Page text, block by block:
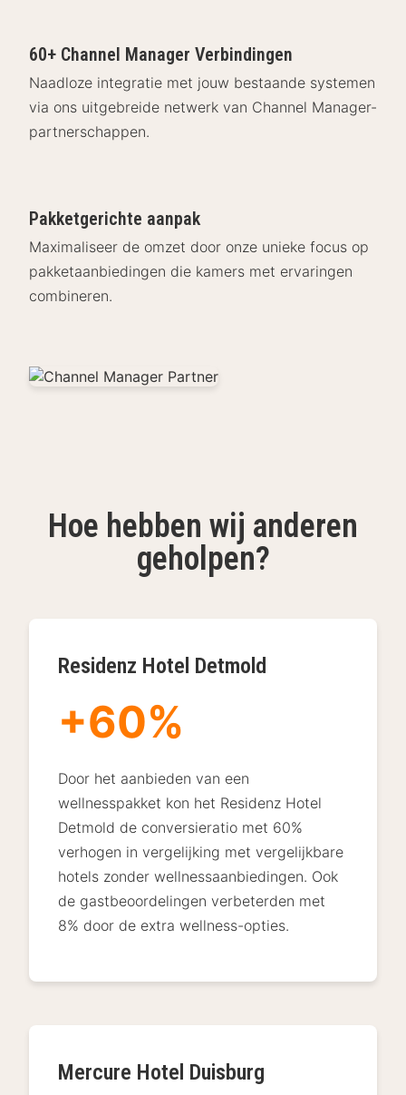
60+ Channel Manager Verbindingen
Naadloze integratie met jouw bestaande systemen
via ons uitgebreide netwerk van Channel Manager-
partnerschappen.
Pakketgerichte aanpak
Maximaliseer de omzet door onze unieke focus op
pakketaanbiedingen die kamers met ervaringen
combineren.
Hoe hebben wij anderen
geholpen?
Residenz Hotel Detmold
+60%
Door het aanbieden van een
wellnesspakket kon het Residenz Hotel
Detmold de conversieratio met 60%
verhogen in vergelijking met vergelijkbare
hotels zonder wellnessaanbiedingen. Ook
de gastbeoordelingen verbeterden met
8% door de extra wellness-opties.
Mercure Hotel Duisburg